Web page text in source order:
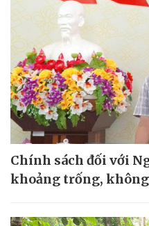
Chính sách đối với
khoảng trống, không